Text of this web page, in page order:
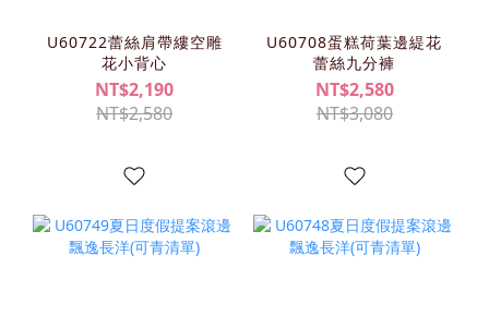
U60722蕾絲肩帶縷空雕
花小背心
NT$2,190
NT$2,580
U60708蛋糕荷葉邊緹花
蕾絲九分褲
NT$2,580
NT$3,080